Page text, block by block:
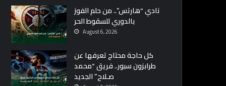
نادي “هارتس”.. من حلم الفوز
بالدوري للسقوط الحر
August 6, 2026
كل حاجة محتاج تعرفها عن
طرابزون سبور.. فريق “محمد
صـلاح” الجديد